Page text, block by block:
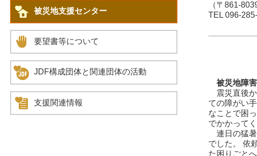
（〒861-
TEL 096-
被災地障害
震災直後か
ての障がい
なことで困
でかかって
連日の猛暑
でした。 依
た困りごと
被災地支援センター
要望書等について
JDF構成団体と関連団体の活動
支援関連情報